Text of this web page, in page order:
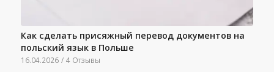
Как сделать присяжный перевод документов на
польский язык в Польше
16.04.2026 / 4 Отзывы